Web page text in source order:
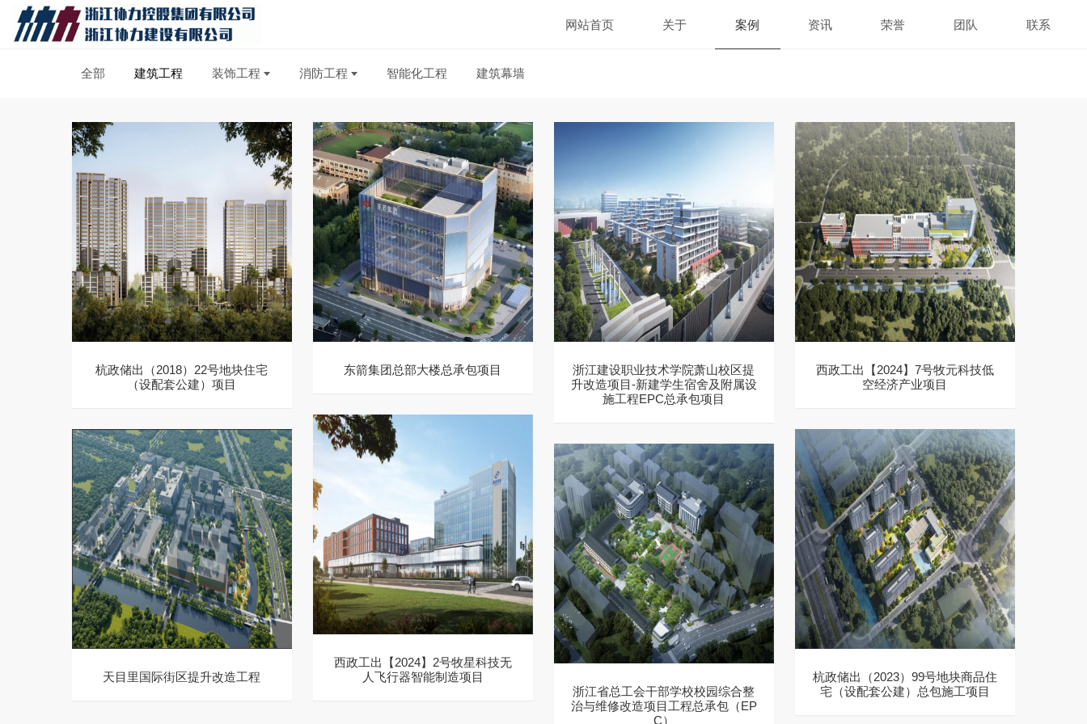
网站首页 关于 案例 资讯 荣誉 团队 联系
全部 建筑工程 装饰工程 消防工程 智能化工程 建筑幕墙
杭政储出（2018）22号地块住宅
（设配套公建）项目
东箭集团总部大楼总承包项目
浙江建设职业技术学院萧山校区提
升改造项目-新建学生宿舍及附属设
施工程EPC总承包项目
西政工出【2024】7号牧元科技低
空经济产业项目
西政工出【2024】2号牧星科技无
人飞行器智能制造项目
天目里国际街区提升改造工程
杭政储出（2023）99号地块商品住
宅（设配套公建）总包施工项目
浙江省总工会干部学校校园综合整
治与维修改造项目工程总承包（EP
C）